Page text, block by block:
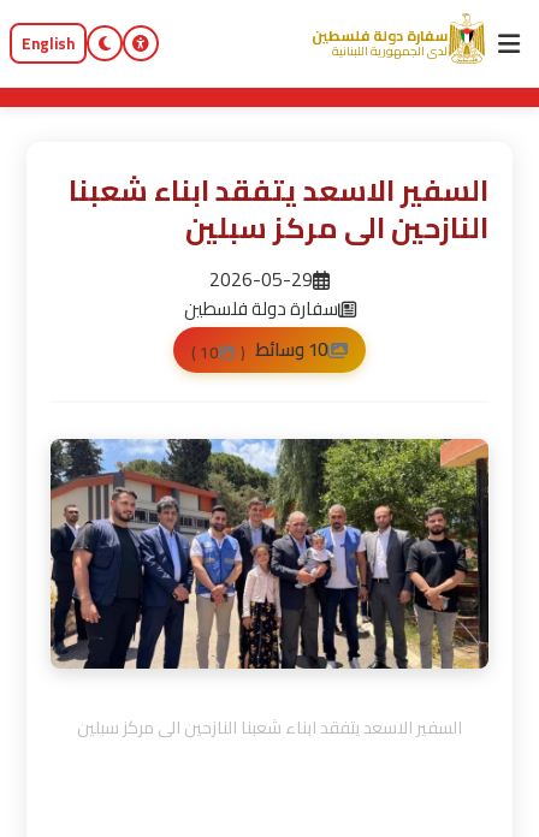
سفارة دولة فلسطين
لدى الجمهورية اللبنانية English
السفير الاسعد يتفقد ابناء شعبنا
النازحين الى مركز سبلين
2026-05-29
سفارة دولة فلسطين
10 وسائط
(
10 )
السفير الاسعد يتفقد ابناء شعبنا النازحين الى مركز سبلين